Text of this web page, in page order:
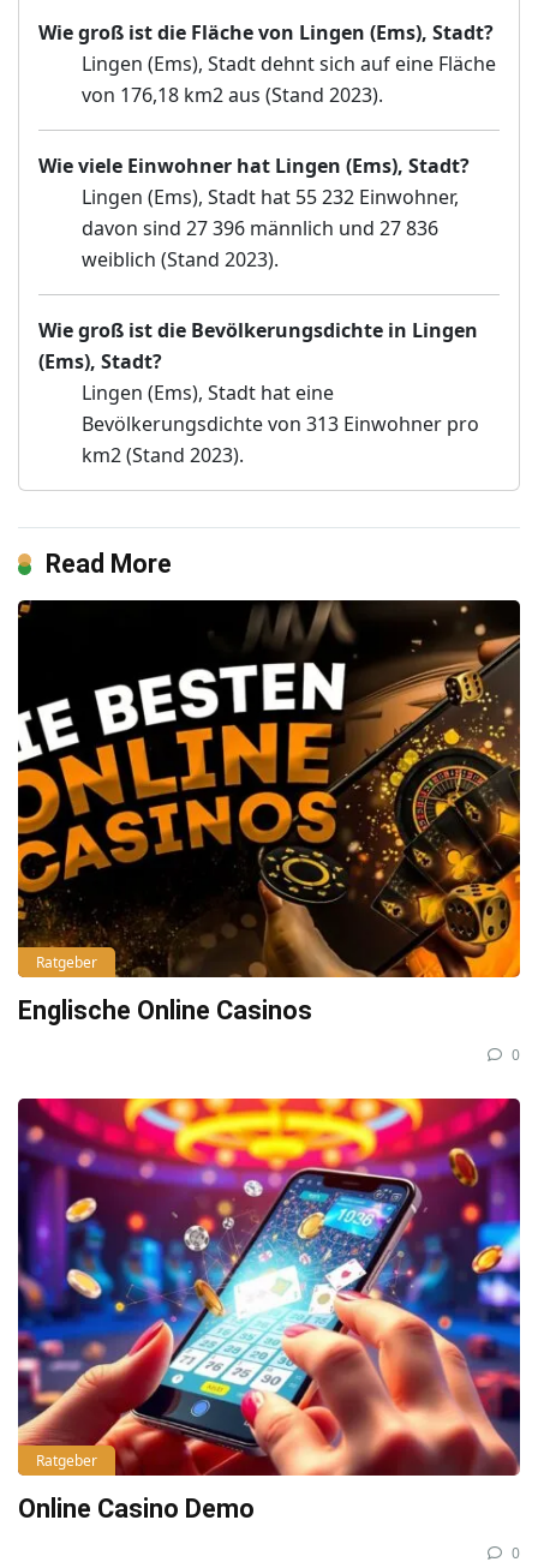
Wie groß ist die Fläche von Lingen (Ems), Stadt?
Lingen (Ems), Stadt dehnt sich auf eine Fläche
von 176,18 km2 aus (Stand 2023).
Wie viele Einwohner hat Lingen (Ems), Stadt?
Lingen (Ems), Stadt hat 55 232 Einwohner,
davon sind 27 396 männlich und 27 836
weiblich (Stand 2023).
Wie groß ist die Bevölkerungsdichte in Lingen
(Ems), Stadt?
Lingen (Ems), Stadt hat eine
Bevölkerungsdichte von 313 Einwohner pro
km2 (Stand 2023).
Read More
Ratgeber
Englische Online Casinos
0
Ratgeber
Online Casino Demo
0